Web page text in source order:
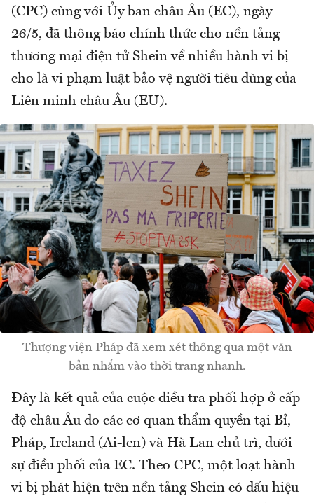
(CPC) cùng với Ủy ban châu Âu (EC), ngày
26/5, đã thông báo chính thức cho nền tảng
thương mại điện tử Shein về nhiều hành vi bị
cho là vi phạm luật bảo vệ người tiêu dùng của
Liên minh châu Âu (EU).
Thượng viện Pháp đã xem xét thông qua một văn
bản nhắm vào thời trang nhanh.
Đây là kết quả của cuộc điều tra phối hợp ở cấp
độ châu Âu do các cơ quan thẩm quyền tại Bỉ,
Pháp, Ireland (Ai-len) và Hà Lan chủ trì, dưới
sự điều phối của EC. Theo CPC, một loạt hành
vi bị phát hiện trên nền tảng Shein có dấu hiệu